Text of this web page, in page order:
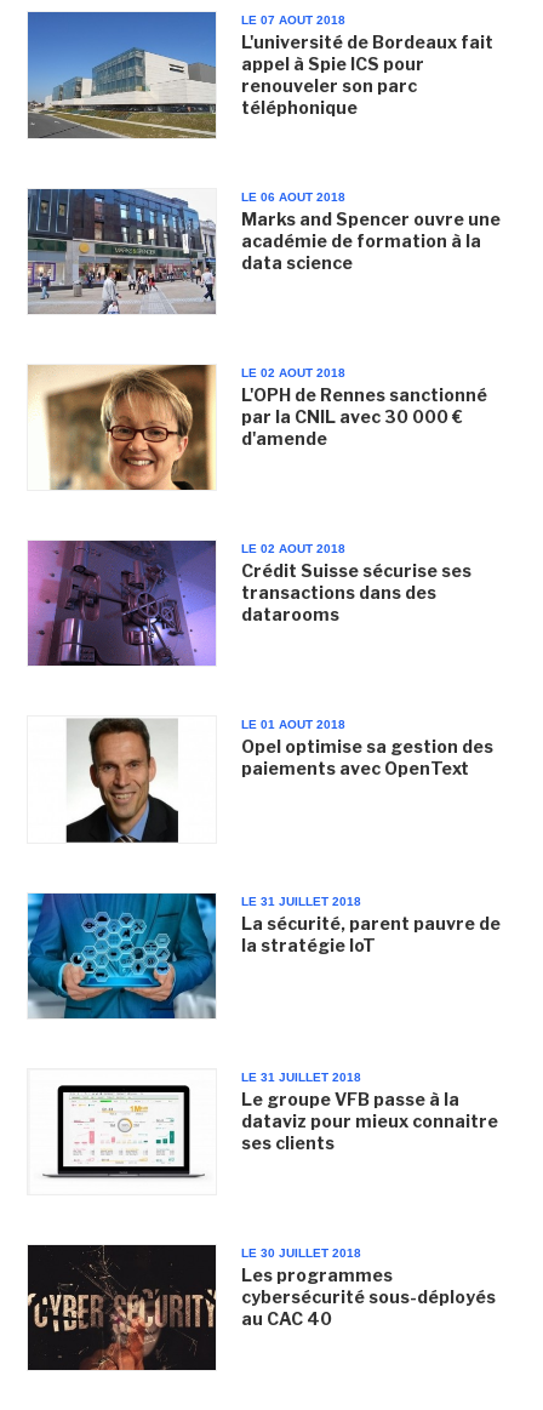
LE 07 AOUT 2018
L'université de Bordeaux fait
appel à Spie ICS pour
renouveler son parc
téléphonique
LE 06 AOUT 2018
Marks and Spencer ouvre une
académie de formation à la
data science
LE 02 AOUT 2018
L'OPH de Rennes sanctionné
par la CNIL avec 30 000 €
d'amende
LE 02 AOUT 2018
Crédit Suisse sécurise ses
transactions dans des
datarooms
LE 01 AOUT 2018
Opel optimise sa gestion des
paiements avec OpenText
LE 31 JUILLET 2018
La sécurité, parent pauvre de
la stratégie IoT
LE 31 JUILLET 2018
Le groupe VFB passe à la
dataviz pour mieux connaitre
ses clients
LE 30 JUILLET 2018
Les programmes
cybersécurité sous-déployés
au CAC 40